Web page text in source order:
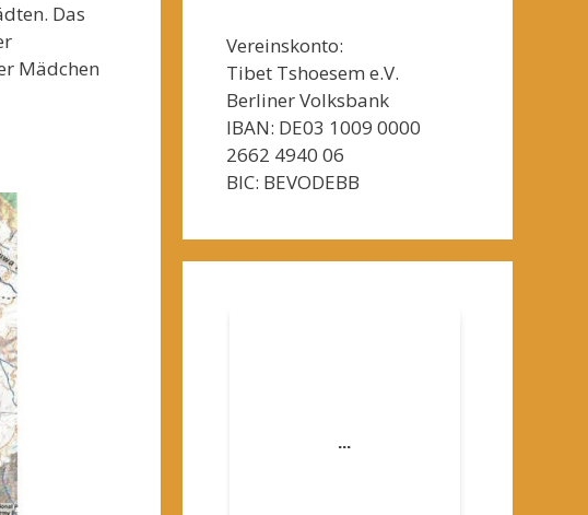
Das
Mädchen
Vereinskonto:
Tibet Tshoesem e.V.
Berliner Volksbank
IBAN: DE03 1009 0000
2662 4940 06
BIC: BEVODEBB